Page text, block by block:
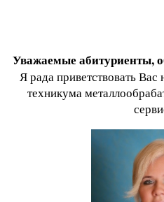
Уважаемые абитуриенты,
Я рада приветствовать Вас
техникума